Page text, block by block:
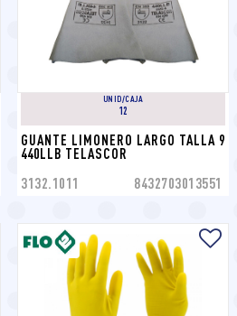
UNID/CAJA
12
GUANTE LIMONERO LARGO TALLA 9
440LLB TELASCOR
3132.1011 8432703013551